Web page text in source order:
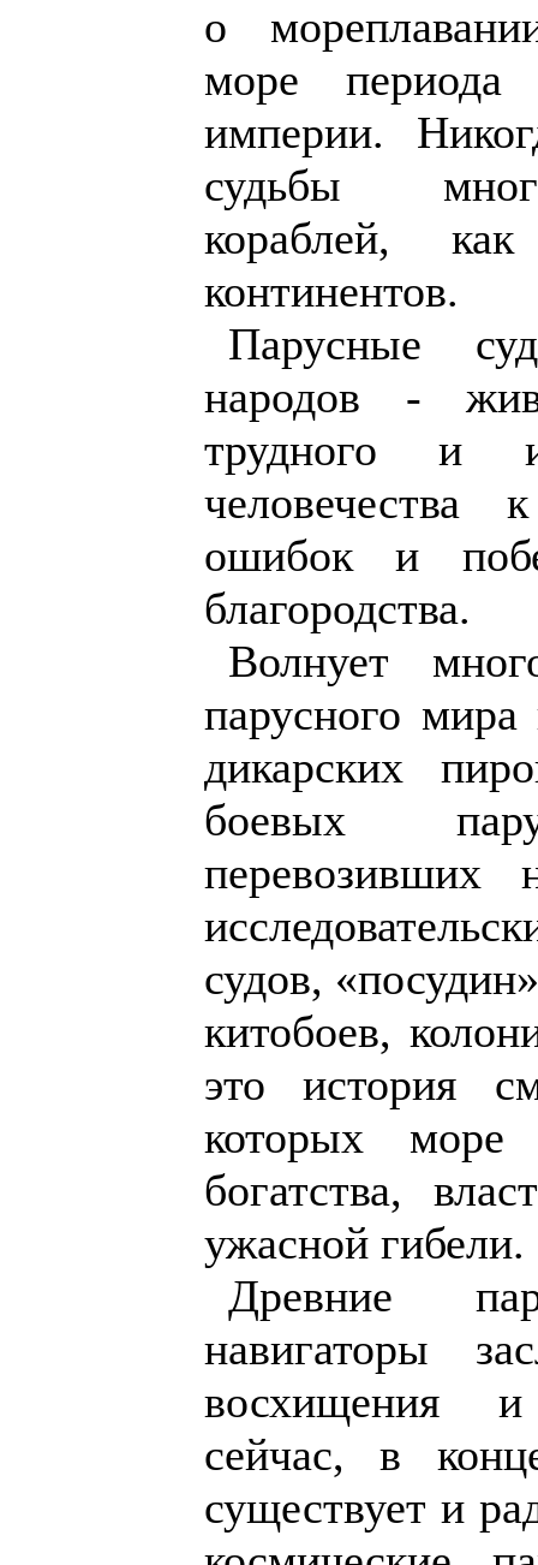
о
море периода
империи.
судьбы
кораблей,
континентов.
Парусные
народов -
трудного и
человечества
ошибок и
благородства.
Волнует
парусного
дикарских
боевых
перевозивших
судов,
китобоев,
это история
которых
богатства,
ужасной гибели.
Древние
навигаторы
восхищения
сейчас, в
существует и